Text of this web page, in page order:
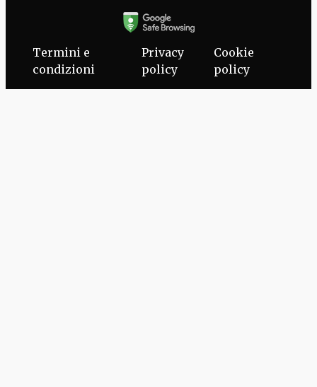
Termini e
condizioni
Privacy
policy
Cookie
policy